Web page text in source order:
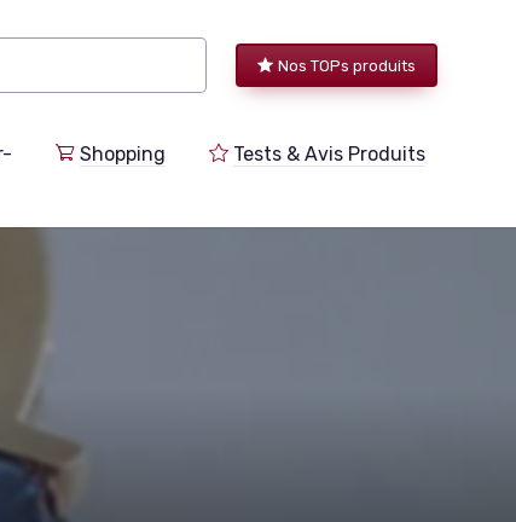
Nos TOPs produits
Shopping Tests & Avis Produits